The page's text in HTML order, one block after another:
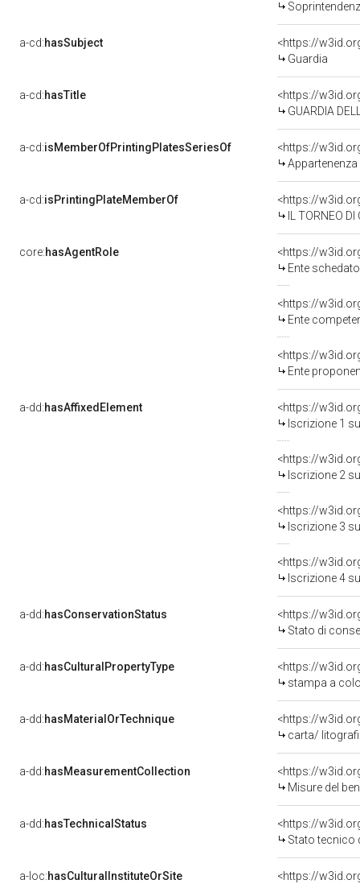
a-cd:hasSubject
<https://
Guardia
a-cd:hasTitle
<https://
GUARDIA
a-cd:isMemberOfPrintingPlatesSeriesOf
<https://
a-cd:isPrintingPlateMemberOf
IL TORNEO
core:hasAgentRole
<https://
Ente
<https://
Ente
<https://
Ente
a-dd:hasAffixedElement
<https://
Iscrizione 1
<https://
Iscrizione 2
<https://
Iscrizione 3
<https://
Iscrizione 4
a-dd:hasConservationStatus
<https://
Stato di
a-dd:hasCulturalPropertyType
<https://
stampa a
a-dd:hasMaterialOrTechnique
<https://
carta/
a-dd:hasMeasurementCollection
<https://
Misure del
a-dd:hasTechnicalStatus
<https://
Stato tecnico
a-loc:hasCulturalInstituteOrSite